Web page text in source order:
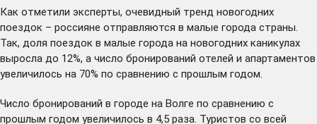
Как отметили эксперты, очевидный тренд новогодних
поездок – россияне отправляются в малые города страны.
Так, доля поездок в малые города на новогодних каникулах
выросла до 12%, а число бронирований отелей и апартаментов
увеличилось на 70% по сравнению с прошлым годом.
Число бронирований в городе на Волге по сравнению с
прошлым годом увеличилось в 4,5 раза. Туристов со всей